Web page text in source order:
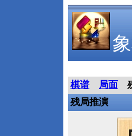
棋谱 局面
残局推演